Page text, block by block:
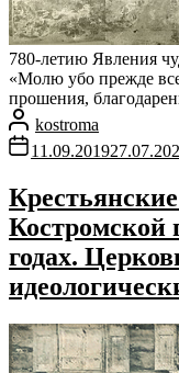
780-летию Явления
«Молю убо прежде
прошения,
kostroma
11.09.2019
Костромской
годах.